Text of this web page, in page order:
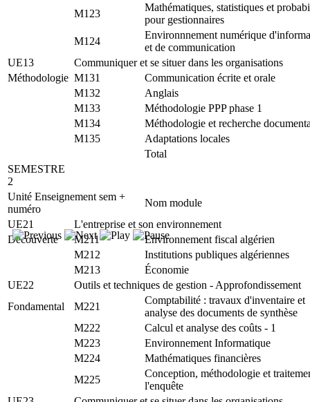
M123
Mathématiques, statistiques et
pour gestionnaires
M124
Environnnement numérique
et de communication
UE13
Communiquer et se situer dans les organisations
Méthodologie M131
Communication écrite et orale
M132
Anglais
M133
Méthodologie PPP phase 1
M134
Méthodologie et recherche
M135
Adaptations locales
Total
SEMESTRE
2
Unité Enseignement sem +
numéro
Nom module
UE21
L'entreprise et son environnement
Découverte
M211
Environnement fiscal algérien
M212
Institutions publiques algériennes
M213
Économie
UE22
Outils et techniques de gestion - Approfondissement
Fondamental
M221
Comptabilité : travaux d'inventaire et
analyse des documents de synthèse
M222
Calcul et analyse des coûts - 1
M223
Environnement Informatique
M224
Mathématiques financières
M225
Conception, méthodologie et
l'enquête